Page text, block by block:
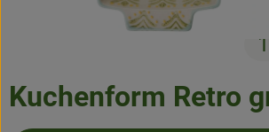
Jobkiste
So geht’s
Kuchenform Retro